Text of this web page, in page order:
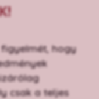
figyelmét, hogy
csak a teljes